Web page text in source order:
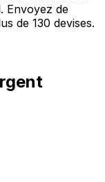
Envoyez de
de 130 devises.